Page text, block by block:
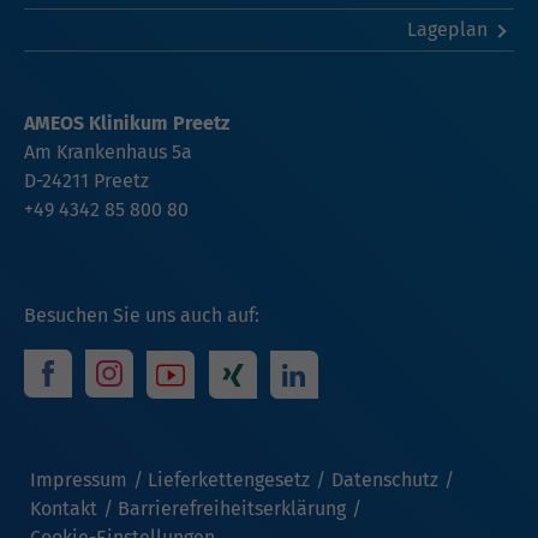
Lageplan
Besuchen Sie uns auch auf:
Impressum Lieferkettengesetz
Datenschutz
Kontakt
Barrierefreiheitserklärung
AMEOS Klinikum Preetz
Am Krankenhaus 5a
D-24211 Preetz
+49 4342 85 800 80